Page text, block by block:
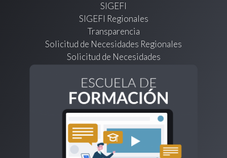
SIGEFI
SIGEFI Regionales
Transparencia
Solicitud de Necesidades Regionales
Solicitud de Necesidades